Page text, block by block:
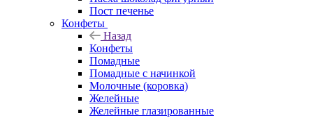
Пост печенье
Конфеты
Назад
Конфеты
Помадные
Помадные с начинкой
Молочные (коровка)
Желейные
Желейные глазированные